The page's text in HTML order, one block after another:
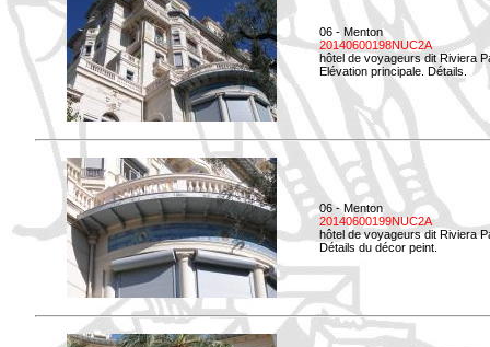
06 - Menton
20140600198NUC2A
hôtel de voyageurs dit Riviera
Elévation principale. Détails.
06 - Menton
20140600199NUC2A
hôtel de voyageurs dit Riviera
Détails du décor peint.